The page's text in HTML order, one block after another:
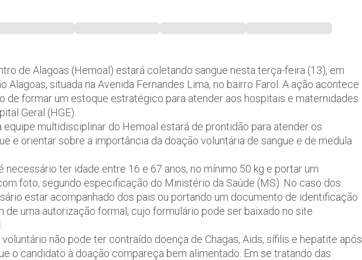
de Alagoas (Hemoal) estará coletando sangue nesta terça-feira (13), em
Alagoas, situada na Avenida Fernandes Lima, no bairro Farol. A ação acontece
de formar um estoque estratégico para atender aos hospitais e maternidades
Geral (HGE).
equipe multidisciplinar do Hemoal estará de prontidão para atender os
e orientar sobre a importância da doação voluntária de sangue e de medula
necessário ter idade entre 16 e 67 anos, no mínimo 50 kg e portar um
foto, segundo especificação do Ministério da Saúde (MS). No caso dos
estar acompanhado dos pais ou portando um documento de identificação
de uma autorização formal, cujo formulário pode ser baixado no site
não pode ter contraído doença de Chagas, Aids, sífilis e hepatite após
o candidato à doação compareça bem alimentado. Em se tratando das